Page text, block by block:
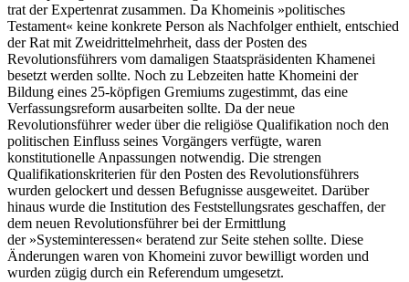
trat der Expertenrat zusammen. Da Khomeinis »poli­ti­sches
Testament« keine konkrete Person als Nach­folger enthielt, entschied
der Rat mit Zweidrittelmehrheit, dass der Posten des
Revolutionsführers vom damaligen Staatspräsidenten Khamenei
besetzt werden sollte. Noch zu Lebzeiten hatte Khomeini der
Bildung eines 25-köpfigen Gremiums zugestimmt, das eine
Verfassungsreform ausarbeiten sollte. Da der neue
Revolutionsführer weder über die religiöse Qualifikation noch den
politischen Einfluss seines Vorgängers verfügte, waren
konstitutionelle Anpassungen not­wendig. Die strengen
Qualifikationskriterien für den Posten des Revolutionsführers
wurden gelockert und dessen Befugnisse ausgeweitet. Darüber
hinaus wurde die Institution des Feststellungsrates geschaffen, der
dem neuen Revolutionsführer bei der Ermittlung
der »Systeminteressen« beratend zur Seite stehen sollte. Diese
Änderungen waren von Khomeini zuvor bewilligt worden und
wurden zügig durch ein Refe­rendum umgesetzt.